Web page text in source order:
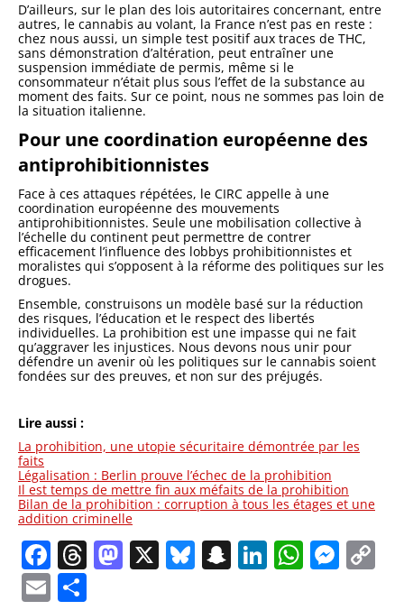
D’ailleurs, sur le plan des lois autoritaires concernant, entre
autres, le cannabis au volant, la France n’est pas en reste :
chez nous aussi, un simple test positif aux traces de THC,
sans démonstration d’altération, peut entraîner une
suspension immédiate de permis, même si le
consommateur n’était plus sous l’effet de la substance au
moment des faits. Sur ce point, nous ne sommes pas loin de
la situation italienne.
Pour une coordination européenne des
antiprohibitionnistes
Face à ces attaques répétées, le CIRC appelle à une
coordination européenne des mouvements
antiprohibitionnistes. Seule une mobilisation collective à
l’échelle du continent peut permettre de contrer
efficacement l’influence des lobbys prohibitionnistes et
moralistes qui s’opposent à la réforme des politiques sur les
drogues.
Ensemble, construisons un modèle basé sur la réduction
des risques, l’éducation et le respect des libertés
individuelles. La prohibition est une impasse qui ne fait
qu’aggraver les injustices. Nous devons nous unir pour
défendre un avenir où les politiques sur le cannabis soient
fondées sur des preuves, et non sur des préjugés.
Lire aussi :
La prohibition, une utopie sécuritaire démontrée par les
faits
Légalisation : Berlin prouve l’échec de la prohibition
Il est temps de mettre fin aux méfaits de la prohibition
Bilan de la prohibition : corruption à tous les étages et une
addition criminelle
Facebook
Threads
Mastodon
X Bluesky
Snapchat
LinkedIn
Email